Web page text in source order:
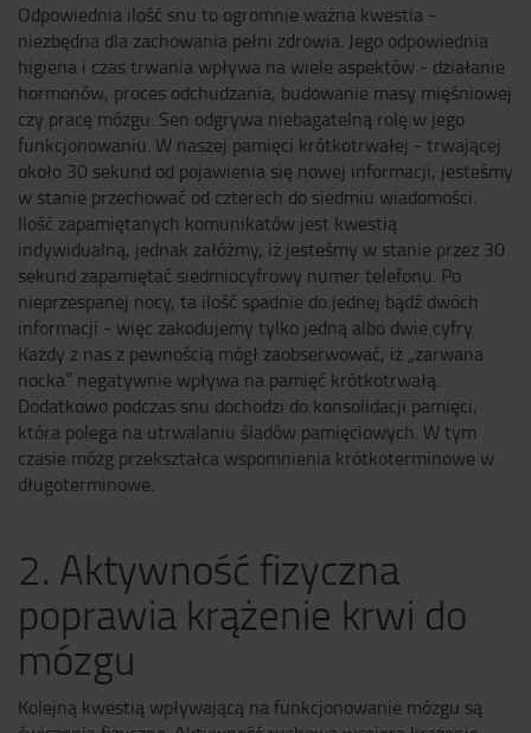
Odpowiednia ilość snu to ogromnie ważna kwestia -
niezbędna dla zachowania pełni zdrowia. Jego odpowiednia
higiena i czas trwania wpływa na wiele aspektów - działanie
hormonów, proces odchudzania, budowanie masy mięśniowej
czy pracę mózgu. Sen odgrywa niebagatelną rolę w jego
funkcjonowaniu. W naszej pamięci krótkotrwałej - trwającej
około 30 sekund od pojawienia się nowej informacji, jesteśmy
w stanie przechować od czterech do siedmiu wiadomości.
Ilość zapamiętanych komunikatów jest kwestią
indywidualną, jednak załóżmy, iż jesteśmy w stanie przez 30
sekund zapamiętać siedmiocyfrowy numer telefonu. Po
nieprzespanej nocy, ta ilość spadnie do jednej bądź dwóch
informacji - więc zakodujemy tylko jedną albo dwie cyfry.
Każdy z nas z pewnością mógł zaobserwować, iż „zarwana
nocka” negatywnie wpływa na pamięć krótkotrwałą.
Dodatkowo podczas snu dochodzi do konsolidacji pamięci,
która polega na utrwalaniu śladów pamięciowych. W tym
czasie mózg przekształca wspomnienia krótkoterminowe w
długoterminowe.
2. Aktywność fizyczna
poprawia krążenie krwi do
mózgu
Kolejną kwestią wpływającą na funkcjonowanie mózgu są